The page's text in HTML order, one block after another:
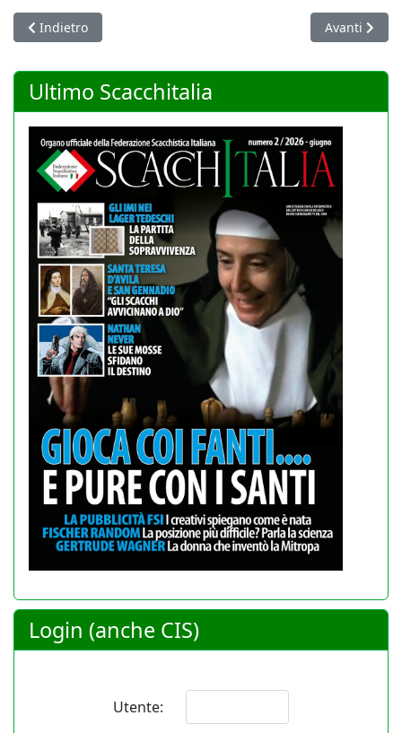
Articolo precedente: Nasce un progetto per l'ospitalità
Indietro Articolo
Avanti
Ultimo Scacchitalia
Login (anche CIS)
Utente: